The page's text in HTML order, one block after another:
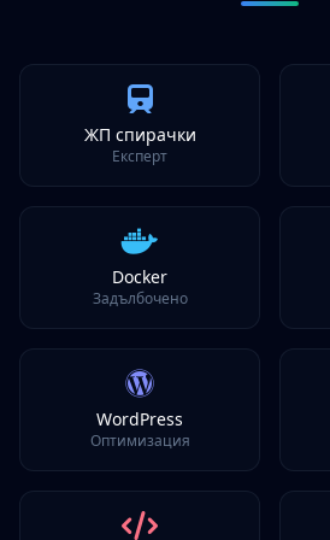
ЖП спирачки
Експерт
Docker
Задълбочено
WordPress
Оптимизация